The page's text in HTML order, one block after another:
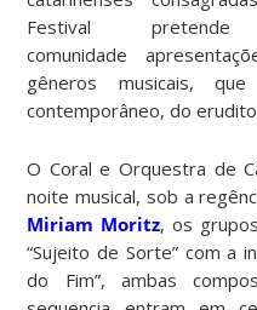
Festival
comunidade
gêneros musicais,
contemporâneo, do
O Coral e Orquestra de
noite musical, sob a
Miriam Moritz, os
“Sujeito de Sorte” com a
do Fim”, ambas